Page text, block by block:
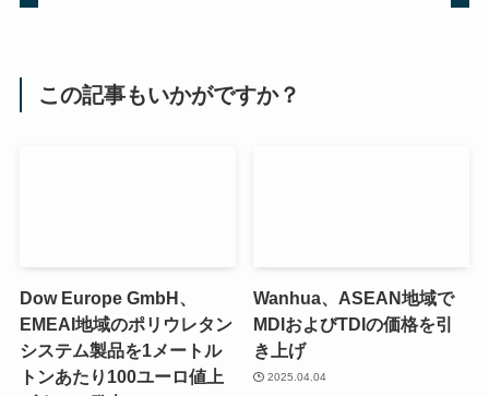
この記事もいかがですか？
Dow Europe GmbH、
EMEAI地域のポリウレタン
システム製品を1メートル
トンあたり100ユーロ値上
Wanhua、ASEAN地域で
MDIおよびTDIの価格を引
き上げ
2025.04.04